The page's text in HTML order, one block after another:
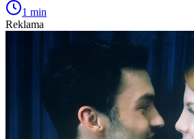
1 min
Reklama